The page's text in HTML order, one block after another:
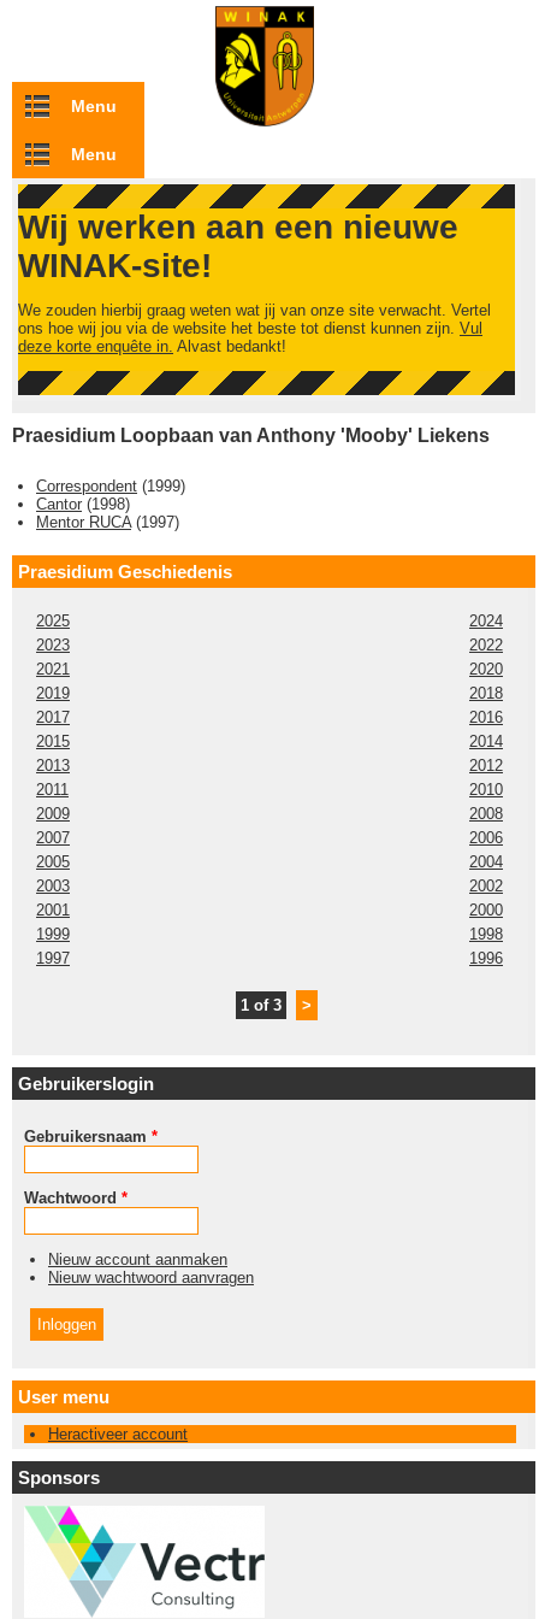
Overslaan en naar de inhoud gaan
Menu
Menu
Wij werken aan een nieuwe
WINAK-site!
We zouden hierbij graag weten wat jij van onze site verwacht. Vertel
ons hoe wij jou via de website het beste tot dienst kunnen zijn. Vul
deze korte enquête in. Alvast bedankt!
Praesidium Loopbaan van Anthony 'Mooby' Liekens
Correspondent (1999)
Cantor (1998)
Mentor RUCA(1997)
Praesidium Geschiedenis
2025
2024
2023
2022
2021
2020
2019
2018
2017
2016
2015
2014
2013
2012
2011
2010
2009
2008
2007
2006
2005
2004
2003
2002
2001
2000
1999
1998
1997
1996
1 of 3 >
Gebruikerslogin
Gebruikersnaam *
Wachtwoord *
Nieuw account aanmaken
Nieuw wachtwoord aanvragen
User menu
Heractiveer account
Sponsors